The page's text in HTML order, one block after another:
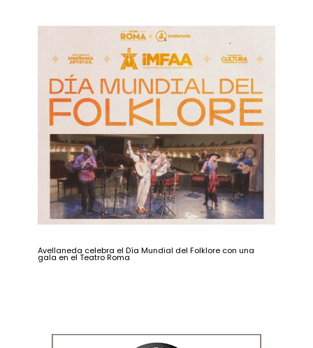
Avellaneda celebra el Día Mundial del Folklore con una
gala en el Teatro Roma